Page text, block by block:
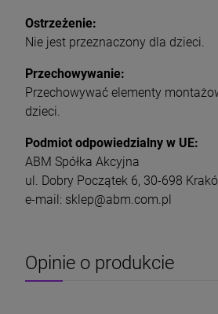
Ostrzeżenie:
Nie jest przeznaczony dla dzieci.
Przechowywanie:
Przechowywać elementy
dzieci.
Podmiot odpowiedzialny w UE:
ABM Spółka Akcyjna
ul. Dobry Początek 6, 30-698
e-mail: sklep@abm.com.pl
Opinie o produkcie